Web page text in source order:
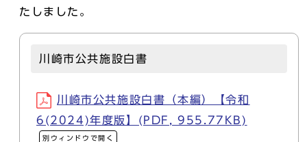
たしました。
川崎市公共施設白書
川崎市公共施設白書（本編）【令和
6(2024)年度版】(PDF, 955.77KB)
別ウィンドウで開く